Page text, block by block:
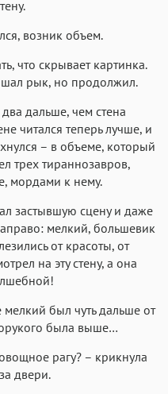
возник объем.
что скрывает картинка.
рык, но продолжил.
дальше, чем стена
читался теперь лучше, и
– в объеме, который
трех тираннозавров,
мордами к нему.
застывшую сцену и даже
мелкий, большевик
от красоты, от
на эту стену, а она
мелкий был чуть дальше от
была выше…
рагу? – крикнула
двери.